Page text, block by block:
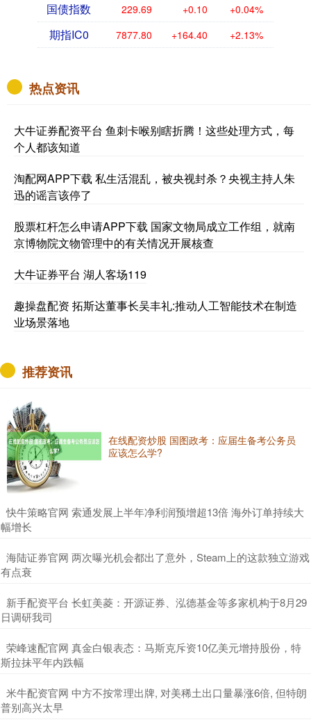
国债指数 229.69 +0.10 +0.04%
期指IC0 7877.80 +164.40 +2.13%
热点资讯
大牛证券配资平台 鱼刺卡喉别瞎折腾！这些处理方式，每
个人都该知道
淘配网APP下载 私生活混乱，被央视封杀？央视主持人朱
迅的谣言该停了
股票杠杆怎么申请APP下载 国家文物局成立工作组，就南
京博物院文物管理中的有关情况开展核查
大牛证券平台 湖人客场119
趣操盘配资 拓斯达董事长吴丰礼:推动人工智能技术在制造
业场景落地
推荐资讯
在线配资炒股 国图政考：应届生备考公务员
应该怎么学?
​快牛策略官网 索通发展上半年净利润预增超13倍 海外订单持续大
幅增长
​海陆证券官网 两次曝光机会都出了意外，Steam上的这款独立游戏
有点衰
​新手配资平台 长虹美菱：开源证券、泓德基金等多家机构于8月29
日调研我司
​荣峰速配官网 真金白银表态：马斯克斥资10亿美元增持股份，特
斯拉抹平年内跌幅
​米牛配资官网 中方不按常理出牌, 对美稀土出口量暴涨6倍, 但特朗
普别高兴太早